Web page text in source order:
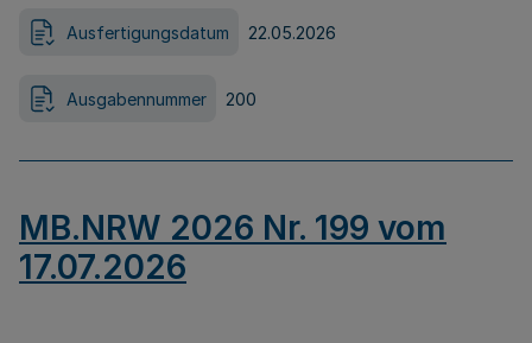
Ausfertigungsdatum 22.05.2026
Ausgabennummer 200
MB.NRW 2026 Nr. 199 vom
17.07.2026